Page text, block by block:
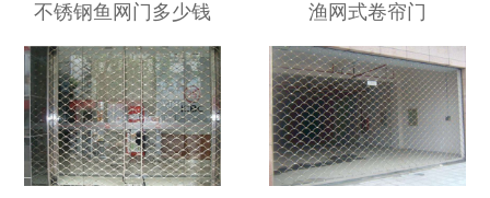
工厂环境
服务优势
联系我们
不锈钢鱼网门多少钱 渔网式卷帘门